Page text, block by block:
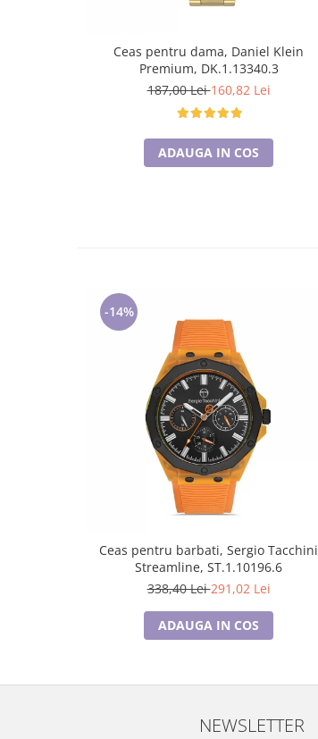
Ceas pentru dama, Daniel Klein
Premium, DK.1.13340.3
187,00 Lei160,82 Lei
ADAUGA IN COS
-14%
Ceas pentru barbati, Sergio Tacchini
Streamline, ST.1.10196.6
338,40 Lei291,02 Lei
ADAUGA IN COS
NEWSLETTER